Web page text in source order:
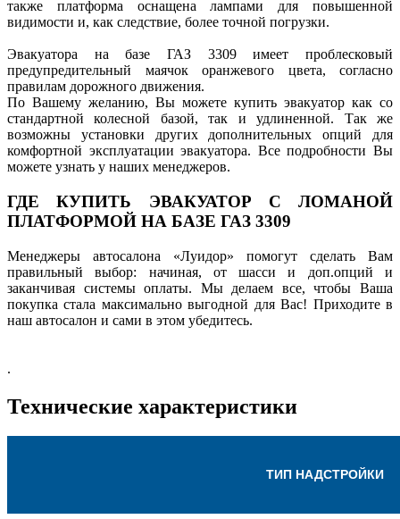
также платформа оснащена лампами для повышенной
видимости и, как следствие, более точной погрузки.
Эвакуатора на базе ГАЗ 3309 имеет проблесковый
предупредительный маячок оранжевого цвета, согласно
правилам дорожного движения.
По Вашему желанию, Вы можете купить эвакуатор как со
стандартной колесной базой, так и удлиненной. Так же
возможны установки других дополнительных опций для
комфортной эксплуатации эвакуатора. Все подробности Вы
можете узнать у наших менеджеров.
ГДЕ КУПИТЬ ЭВАКУАТОР С ЛОМАНОЙ
ПЛАТФОРМОЙ НА БАЗЕ ГАЗ 3309
Менеджеры автосалона «Луидор» помогут сделать Вам
правильный выбор: начиная, от шасси и доп.опций и
заканчивая системы оплаты. Мы делаем все, чтобы Ваша
покупка стала максимально выгодной для Вас! Приходите в
наш автосалон и сами в этом убедитесь.
.
Технические характеристики
ТИП НАДСТРОЙКИ